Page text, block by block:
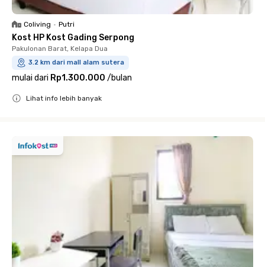
Coliving • Putri
Kost HP Kost Gading Serpong
Pakulonan Barat, Kelapa Dua
3.2 km dari mall alam sutera
mulai dari Rp1.300.000 /bulan
Lihat info lebih banyak